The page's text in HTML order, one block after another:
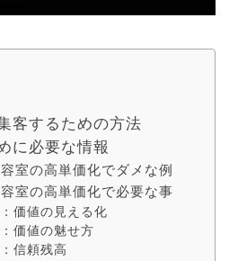
客するための方法
に必要な情報
室の高単価化でダメな例
室の高単価化で必要な事
価値の見える化
価値の魅せ方
信頼残高